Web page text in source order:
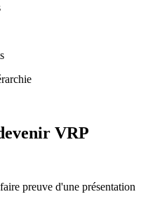
VRP
preuve d'une présentation